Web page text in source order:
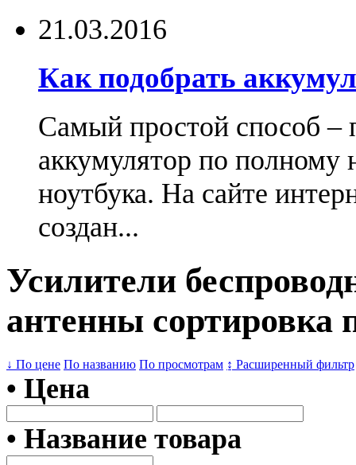
21.03.2016
Как подобрать
Самый простой способ –
аккумулятор по
ноутбука. На сайте
создан...
Усилители
антенны сортировка
↓ По цене По названию По просмотрам ↨ Расширенный фильтр
• Цена
• Название товара